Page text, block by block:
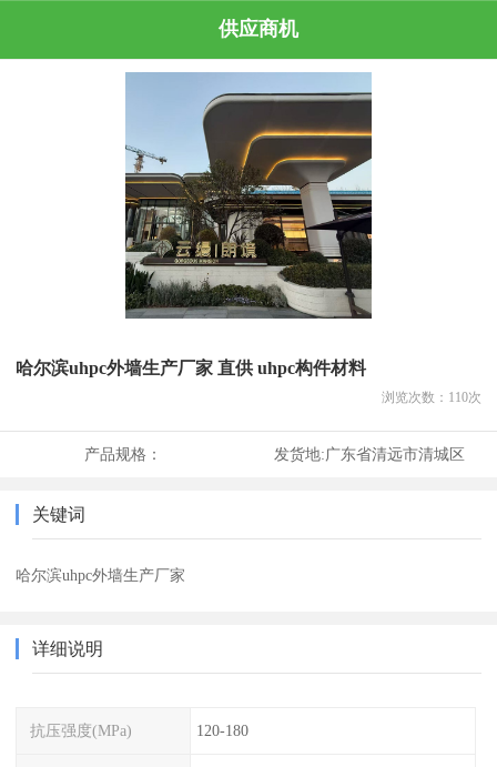
供应商机
哈尔滨uhpc外墙生产厂家 直供 uhpc构件材料
浏览次数： 110次
产品规格： 发货地:广东省清远市清城区
关键词
哈尔滨uhpc外墙生产厂家
详细说明
抗压强度(MPa) 120-180